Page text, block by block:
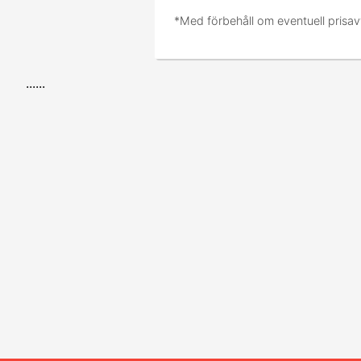
*Med förbehåll om eventuell
......